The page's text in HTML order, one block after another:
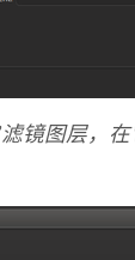
镜图层，